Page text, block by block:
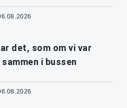
det, som om vi var
i bussen